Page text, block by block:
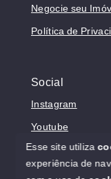
Negocie seu
Política de
Social
Instagram
Youtube
Esse site utiliza
experiência de